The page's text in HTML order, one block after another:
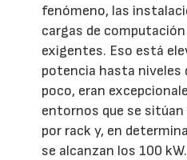
fenómeno, las
cargas de
exigentes. Eso está
potencia hasta niveles
poco, eran
entornos que se
por rack y, en
se alcanzan los 100 kW.